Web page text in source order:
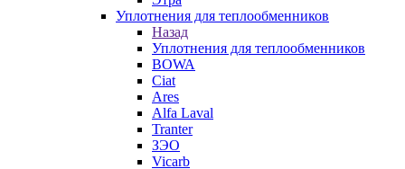
Уплотнения для теплообменников
Назад
Уплотнения для теплообменников
BOWA
Ciat
Ares
Alfa Laval
Tranter
ЗЭО
Vicarb